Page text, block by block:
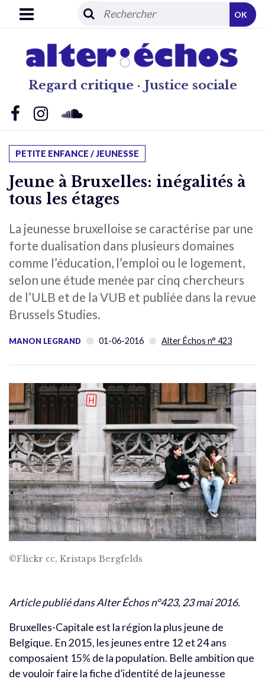
Regard critique · Justice sociale
OK
PETITE ENFANCE / JEUNESSE
Jeune à Bruxelles: inégalités à
tous les étages
La jeunesse bruxelloise se caractérise par une
forte dualisation dans plusieurs domaines
comme l’éducation, l’emploi ou le logement,
selon une étude menée par cinq chercheurs
de l’ULB et de la VUB et publiée dans la revue
Brussels Studies.
MANON LEGRAND 01-06-2016 Alter Échos n° 423
©Flickr cc, Kristaps Bergfelds
Article publié dans Alter Échos n°423, 23 mai 2016.
Bruxelles-Capitale est la région la plus jeune de
Belgique. En 2015, les jeunes entre 12 et 24 ans
composaient 15% de la population. Belle ambition que
de vouloir faire la fiche d’identité de la jeunesse